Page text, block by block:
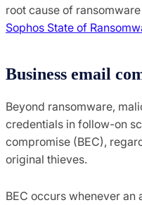
root cause of
Sophos State of
Business email
Beyond ransomware,
credentials in follow-on
compromise (BEC),
original thieves.
BEC occurs whenever